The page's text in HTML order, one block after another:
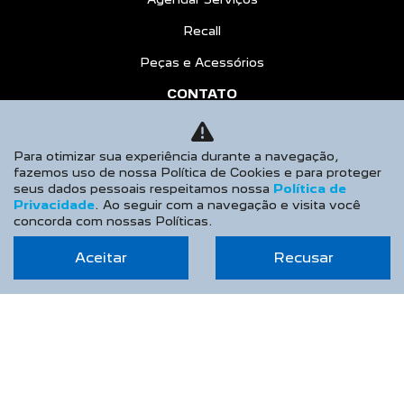
Recall
Peças e Acessórios
CONTATO
Sobre Nós
Fale Conosco
Agende um Emotion Drive
Trabalhe Conosco
COMPARATIVO
Para otimizar sua experiência durante a navegação,
fazemos uso de nossa Política de Cookies e para proteger
seus dados pessoais respeitamos nossa Política de
Privacidade. Ao seguir com a navegação e visita você
concorda com nossas Políticas.
Aceitar Recusar